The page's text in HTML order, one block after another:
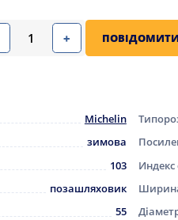
+ ПОВІДОМИТИ
Michelin
зимова
103 Индекс
позашляховик
55